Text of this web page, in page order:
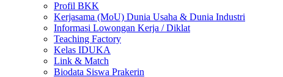
Profil BKK
Kerjasama (MoU) Dunia Usaha & Dunia Industri
Informasi Lowongan Kerja / Diklat
Teaching Factory
Kelas IDUKA
Link & Match
Biodata Siswa Prakerin